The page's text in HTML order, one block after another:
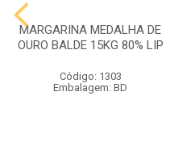
MARGARINA MEDALHA DE
OURO BALDE 15KG 80% LIP
Código: 1303
Embalagem: BD